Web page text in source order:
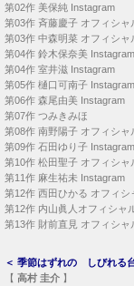
第02作 美保純 Instagram
第03作 斉藤慶子 オフィシャ
第03作 中森明菜 オフィシャ
第04作 鈴木保奈美 Instagram
第04作 室井滋 Instagram
第05作 樋口可南子 Instagram
第06作 森尾由美 Instagram
第07作 つみきみほ
第08作 南野陽子 オフィシャ
第09作 石田ゆり子 Instagram
第10作 松田聖子 オフィシャ
第11作 麻生祐未 Instagram
第12作 西田ひかる オフィシ
第12作 内山眞人オフィシャ
第13作 財前直見 オフィシャ
＜ 季節はずれの しびれる
【 高村 圭介 】